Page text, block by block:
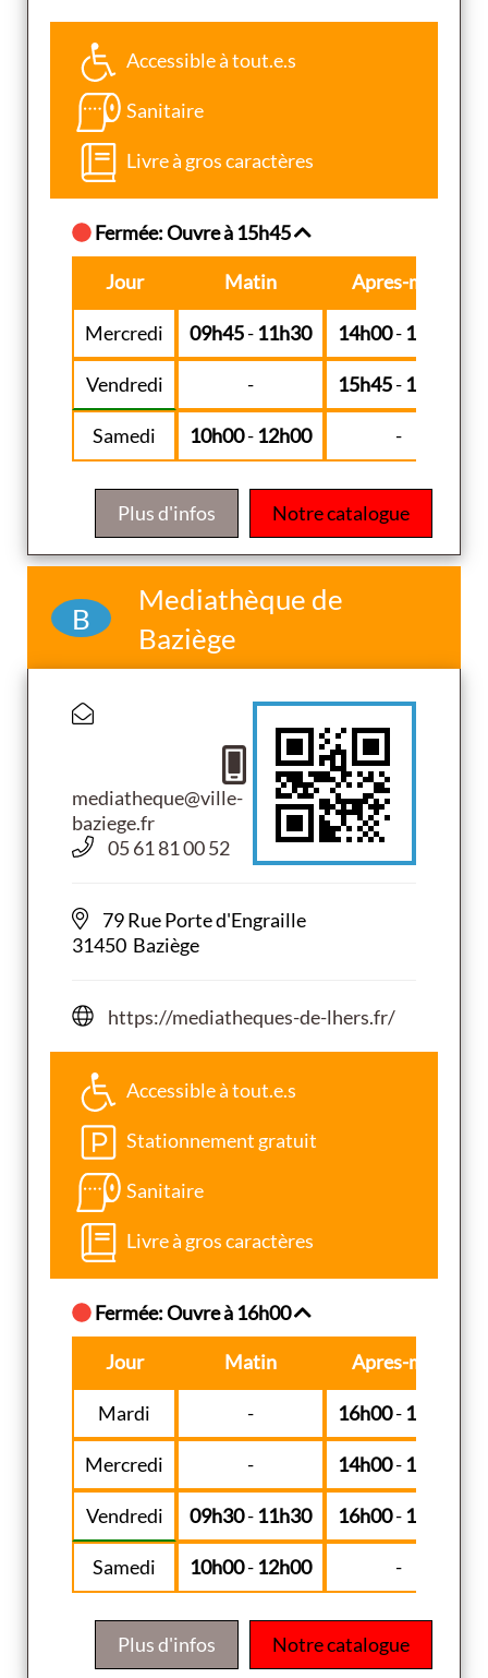
Accessible à tout.e.s
Sanitaire
Livre à gros caractères
Fermée: Ouvre à 15h45
Jour Matin Apres-midi
Mercredi 09h45- 11h30 14h00- 18h00
Vendredi - 15h45- 18h00
Samedi 10h00- 12h00 -
Notre catalogue
Plus d'infos
B
Mediathèque de
Baziège
mediatheque@ville-
baziege.fr
05 61 81 00 52
79 Rue Porte d'Engraille
31450 Baziège
https://mediatheques-de-lhers.fr/
Accessible à tout.e.s
Stationnement gratuit
Sanitaire
Livre à gros caractères
Fermée: Ouvre à 16h00
Jour Matin Apres-midi
Mardi - 16h00- 19h00
Mercredi - 14h00- 19h00
Vendredi 09h30- 11h30 16h00- 19h00
Samedi 10h00- 12h00 -
Notre catalogue
Plus d'infos